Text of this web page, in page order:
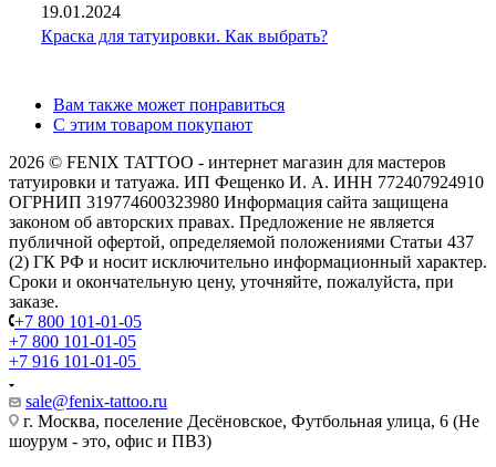
19.01.2024
Краска для татуировки. Как выбрать?
Вам также может понравиться
С этим товаром покупают
2026 © FENIX TATTOO - интернет магазин для мастеров
татуировки и татуажа. ИП Фещенко И. А. ИНН 772407924910
ОГРНИП 319774600323980 Информация сайта защищена
законом об авторских правах. Предложение не является
публичной офертой, определяемой положениями Статьи 437
(2) ГК РФ и носит исключительно информационный характер.
Сроки и окончательную цену, уточняйте, пожалуйста, при
заказе.
+7 800 101-01-05
+7 800 101-01-05
+7 916 101-01-05
sale@fenix-tattoo.ru
г. Москва, поселение Десёновское, Футбольная улица, 6 (Не
шоурум - это, офис и ПВЗ)